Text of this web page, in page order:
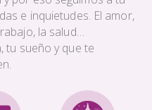
e inquietudes. El amor,
la salud…
tu sueño y que te